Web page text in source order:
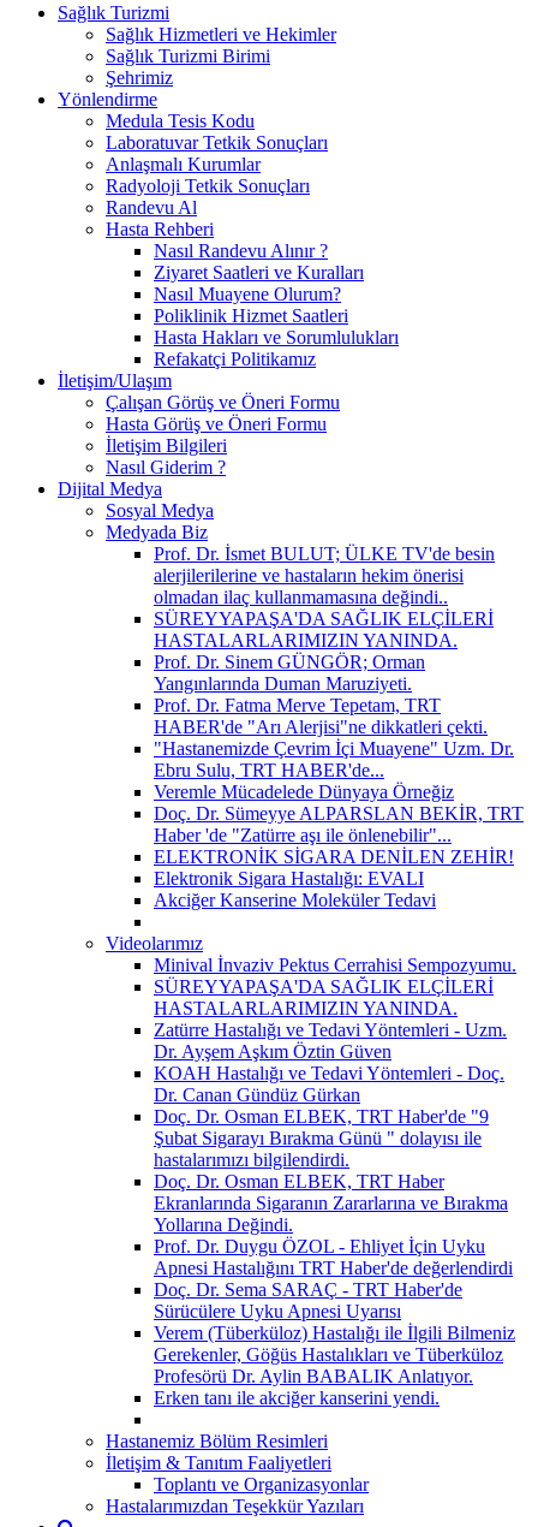
Sağlık Turizmi
Sağlık Hizmetleri ve Hekimler
Sağlık Turizmi Birimi
Şehrimiz
Yönlendirme
Medula Tesis Kodu
Laboratuvar Tetkik Sonuçları
Anlaşmalı Kurumlar
Radyoloji Tetkik Sonuçları
Randevu Al
Hasta Rehberi
Nasıl Randevu Alınır ?
Ziyaret Saatleri ve Kuralları
Nasıl Muayene Olurum?
Poliklinik Hizmet Saatleri
Hasta Hakları ve Sorumlulukları
Refakatçi Politikamız
İletişim/Ulaşım
Çalışan Görüş ve Öneri Formu
Hasta Görüş ve Öneri Formu
İletişim Bilgileri
Nasıl Giderim ?
Dijital Medya
Sosyal Medya
Medyada Biz
Prof. Dr. İsmet BULUT; ÜLKE TV'de besin
alerjilerilerine ve hastaların hekim önerisi
olmadan ilaç kullanmamasına değindi..
SÜREYYAPAŞA'DA SAĞLIK ELÇİLERİ
HASTALARLARIMIZIN YANINDA.
Prof. Dr. Sinem GÜNGÖR; Orman
Yangınlarında Duman Maruziyeti.
Prof. Dr. Fatma Merve Tepetam, TRT
HABER'de "Arı Alerjisi"ne dikkatleri çekti.
"Hastanemizde Çevrim İçi Muayene" Uzm. Dr.
Ebru Sulu, TRT HABER'de...
Veremle Mücadelede Dünyaya Örneğiz
Doç. Dr. Sümeyye ALPARSLAN BEKİR, TRT
Haber 'de "Zatürre aşı ile önlenebilir"...
ELEKTRONİK SİGARA DENİLEN ZEHİR!
Elektronik Sigara Hastalığı: EVALI
Akciğer Kanserine Moleküler Tedavi
Videolarımız
Minival İnvaziv Pektus Cerrahisi Sempozyumu.
SÜREYYAPAŞA'DA SAĞLIK ELÇİLERİ
HASTALARLARIMIZIN YANINDA.
Zatürre Hastalığı ve Tedavi Yöntemleri - Uzm.
Dr. Ayşem Aşkım Öztin Güven
KOAH Hastalığı ve Tedavi Yöntemleri - Doç.
Dr. Canan Gündüz Gürkan
Doç. Dr. Osman ELBEK, TRT Haber'de "9
Şubat Sigarayı Bırakma Günü " dolayısı ile
hastalarımızı bilgilendirdi.
Doç. Dr. Osman ELBEK, TRT Haber
Ekranlarında Sigaranın Zararlarına ve Bırakma
Yollarına Değindi.
Prof. Dr. Duygu ÖZOL - Ehliyet İçin Uyku
Apnesi Hastalığını TRT Haber'de değerlendirdi
Doç. Dr. Sema SARAÇ - TRT Haber'de
Sürücülere Uyku Apnesi Uyarısı
Verem (Tüberküloz) Hastalığı ile İlgili Bilmeniz
Gerekenler, Göğüs Hastalıkları ve Tüberküloz
Profesörü Dr. Aylin BABALIK Anlatıyor.
Erken tanı ile akciğer kanserini yendi.
Hastanemiz Bölüm Resimleri
İletişim & Tanıtım Faaliyetleri
Toplantı ve Organizasyonlar
Hastalarımızdan Teşekkür Yazıları